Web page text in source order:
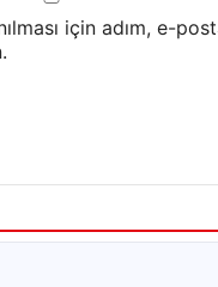
için adım, e-